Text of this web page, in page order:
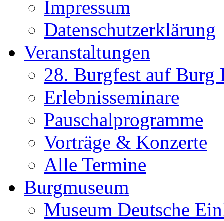
Impressum
Datenschutzerklärung
Veranstaltungen
28. Burgfest auf Burg
Erlebnisseminare
Pauschalprogramme
Vorträge & Konzerte
Alle Termine
Burgmuseum
Museum Deutsche